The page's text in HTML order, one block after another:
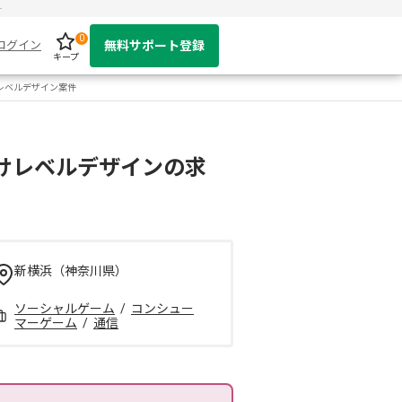
グイン
キープ
0
無料サポート登録
ベルデザイン案件
レベルデザインの求
新横浜（神奈川県）
ソーシャルゲーム / コンシュー
マーゲーム / 通信